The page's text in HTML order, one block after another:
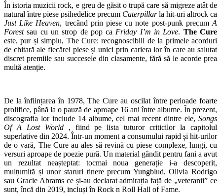
În istoria muzicii rock, e greu de găsit o trupă care să migreze atât de
natural între piese psihedelice precum Caterpillarla hit-uri altrock ca
Just Like Heaven, trecând prin piese cu note post-punk precumA
Forestsau cu un strop de pop ca Friday I’m in Love. The Cure
este, pur și simplu, The Cure: recognoscibili de la primele acorduri
de chitară ale fiecărei piese și unici prin cariera lor în care au salutat
discret premiile sau succesele din clasamente, fără să le acorde prea
multă atenție.
De la înființarea în 1978, The Cure au oscilat între perioade foarte
prolifice, până la o pauză de aproape 16 ani între albume. În prezent,
discografia lor include 14 albume, cel mai recent dintre ele, Songs
Of A Lost World, fiind pe lista tuturor criticilor la capitolul
superlative din 2024. Într-un moment a consumului rapid și hit-urilor
de o vară, The Cure au ales să revină cu piese complexe, lungi, cu
versuri aproape de poezie pură. Un material gândit pentru fani a avut
un rezultat neașteptat: tocmai noua generație i-a descoperit,
mulțumită și unor staruri tinere precum Yungblud, Olivia Rodrigo
sau Gracie Abrams ce și-au declarat admirația față de „veteranii” ce
sunt, încă din 2019, incluși în Rock n Roll Hall of Fame.